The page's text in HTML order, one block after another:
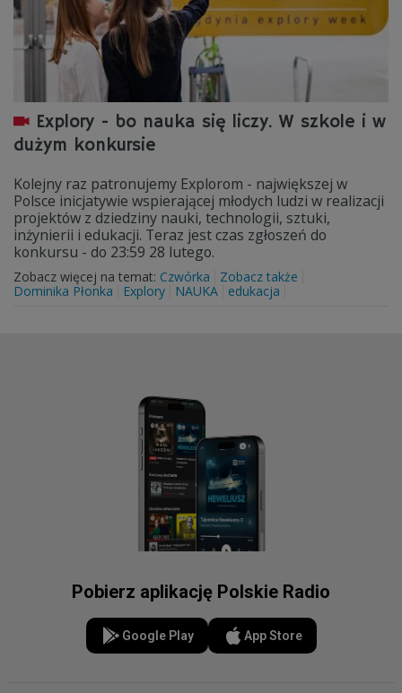
Explory - bo nauka się liczy. W szkole i w
dużym konkursie
Kolejny raz patronujemy Explorom - największej w
Polsce inicjatywie wspierającej młodych ludzi w realizacji
projektów z dziedziny nauki, technologii, sztuki,
inżynierii i edukacji. Teraz jest czas zgłoszeń do
konkursu - do 23:59 28 lutego.
Zobacz więcej na temat: Czwórka
Zobacz także
Dominika Płonka
Explory NAUKA edukacja
Pobierz aplikację Polskie Radio
Google Play App Store